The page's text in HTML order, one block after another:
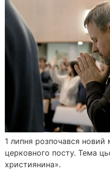
1 липня розпочався новий
церковного посту. Тема
християнина».